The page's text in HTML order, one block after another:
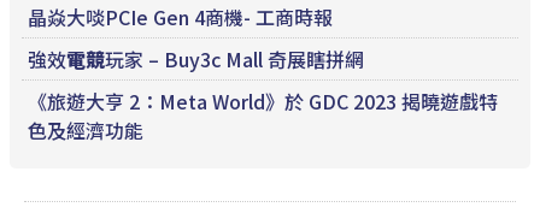
晶焱大啖PCIe Gen 4商機- 工商時報
強效電競玩家 – Buy3c Mall 奇展瞎拼網
《旅遊大亨 2：Meta World》於 GDC 2023 揭曉遊戲特
色及經濟功能